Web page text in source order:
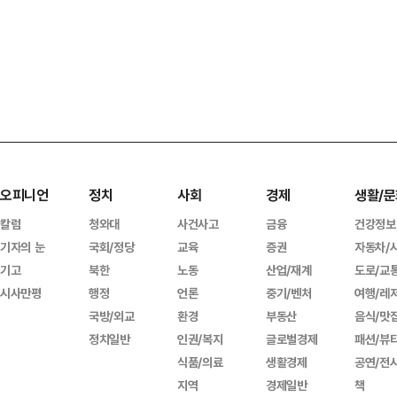
오피니언
칼럼
기자의 눈
기고
시사만평
정치
청와대
국회/정당
북한
행정
국방/외교
정치일반
사회
사건사고
교육
노동
언론
환경
인권/복지
식품/의료
지역
경제
금융
증권
산업/재계
중기/벤처
부동산
글로벌경제
생활경제
경제일반
생활/
건강정보
자동차/
도로/교
여행/레
음식/맛
패션/뷰
공연/전
책